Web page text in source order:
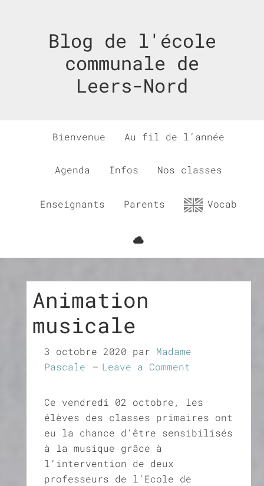
Blog de l'école
communale de
Leers-Nord
Bienvenue Au fil de l’année
Agenda Infos Nos classes
Enseignants Parents Vocab
Animation
musicale
3 octobre 2020 par Madame
Pascale
Leave a Comment
Ce vendredi 02 octobre, les
élèves des classes primaires ont
eu la chance d’être sensibilisés
à la musique grâce à
l’intervention de deux
professeurs de l’Ecole de